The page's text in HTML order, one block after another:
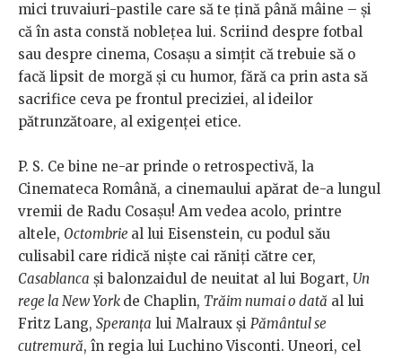
mici truvaiuri-pastile care să te țină până mâine – și
că în asta constă noblețea lui. Scriind despre fotbal
sau despre cinema, Cosașu a simțit că trebuie să o
facă lipsit de morgă și cu humor, fără ca prin asta să
sacrifice ceva pe frontul preciziei, al ideilor
pătrunzătoare, al exigenței etice.
P. S. Ce bine ne-ar prinde o retrospectivă, la
Cinemateca Română, a cinemaului apărat de-a lungul
vremii de Radu Cosașu! Am vedea acolo, printre
altele, Octombrie al lui Eisenstein, cu podul său
culisabil care ridică niște cai răniți către cer,
Casablanca și balonzaidul de neuitat al lui Bogart, Un
rege la New York de Chaplin, Trăim numai o dată al lui
Fritz Lang, Speranța lui Malraux și Pământul se
cutremură, în regia lui Luchino Visconti. Uneori, cel